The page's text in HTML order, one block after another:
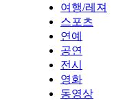
여행/레져
스포츠
연예
공연
전시
영화
동영상